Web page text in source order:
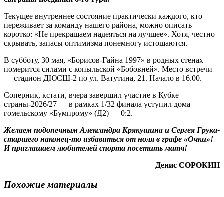
Текущее внутреннее состояние практически каждого, кто
переживает за команду нашего района, можно описать
коротко: «Не прекращаем надеяться на лучшее». Хотя, честно
скрывать, запасы оптимизма понемногу истощаются.
В субботу, 30 мая, «Борисов-Гайна 1997» в родных стенах
померится силами с копыльской «Бобовней». Место встречи
— стадион ДЮСШ-2 по ул. Ватутина, 21. Начало в 16.00.
Соперник, кстати, вчера завершил участие в Кубке
страны-2026/27 — в рамках 1/32 финала уступил дома
гомельскому «Бумпрому» (Д2) — 0:2.
Желаем подопечным Александра Крякушина и Сергея Грука-
старшего наконец-то избавиться от ноля в графе «Очки»!
И приглашаем любителей спорта посетить матч!
Денис СОРОКИН
Похожие материалы